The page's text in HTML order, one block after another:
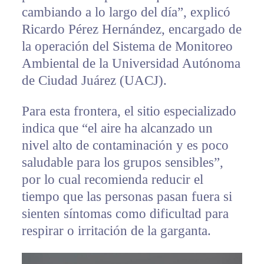
cambiando a lo largo del día”, explicó
Ricardo Pérez Hernández, encargado de
la operación del Sistema de Monitoreo
Ambiental de la Universidad Autónoma
de Ciudad Juárez (UACJ).
Para esta frontera, el sitio especializado
indica que “el aire ha alcanzado un
nivel alto de contaminación y es poco
saludable para los grupos sensibles”,
por lo cual recomienda reducir el
tiempo que las personas pasan fuera si
sienten síntomas como dificultad para
respirar o irritación de la garganta.